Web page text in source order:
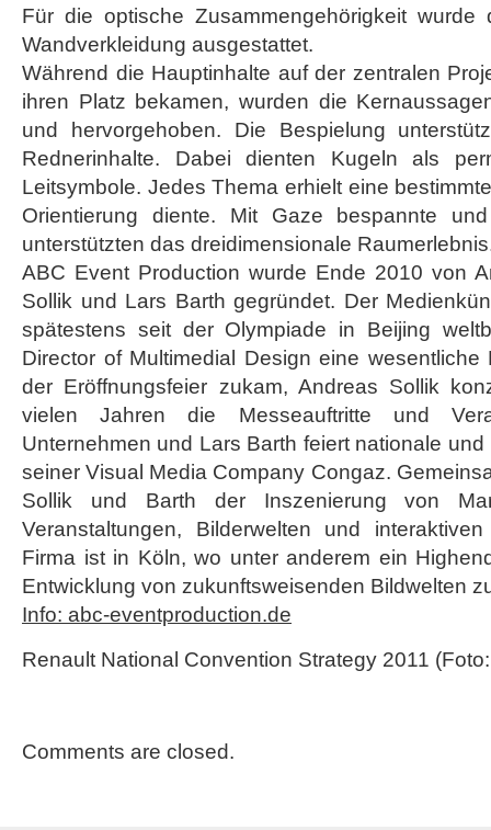
Für die optische Zusammengehörigkeit wurde
Wandverkleidung ausgestattet.
Während die Hauptinhalte auf der zentralen
ihren Platz bekamen, wurden die
und hervorgehoben. Die Bespielung
Rednerinhalte. Dabei dienten Kugeln als
Leitsymbole. Jedes Thema erhielt eine
Orientierung diente. Mit Gaze bespannte
unterstützten das dreidimensionale
ABC Event Production wurde Ende 2010 von
Sollik und Lars Barth gegründet. Der
spätestens seit der Olympiade in Beijing
Director of Multimedial Design eine
der Eröffnungsfeier zukam, Andreas Sollik
vielen Jahren die Messeauftritte und
Unternehmen und Lars Barth feiert nationale
seiner Visual Media Company Congaz.
Sollik und Barth der Inszenierung von
Veranstaltungen, Bilderwelten und
Firma ist in Köln, wo unter anderem ein
Entwicklung von zukunftsweisenden Bildwelten
Info: abc-eventproduction.de
Renault National Convention Strategy 2011
Comments are closed.